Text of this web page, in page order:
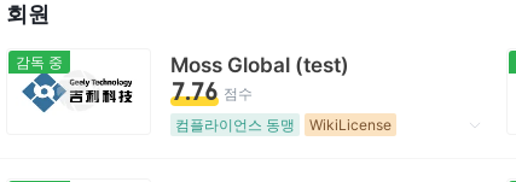
회원
감독 중 Moss Global (test)
7.76 점수
컴플라이언스 동맹
WikiLicense